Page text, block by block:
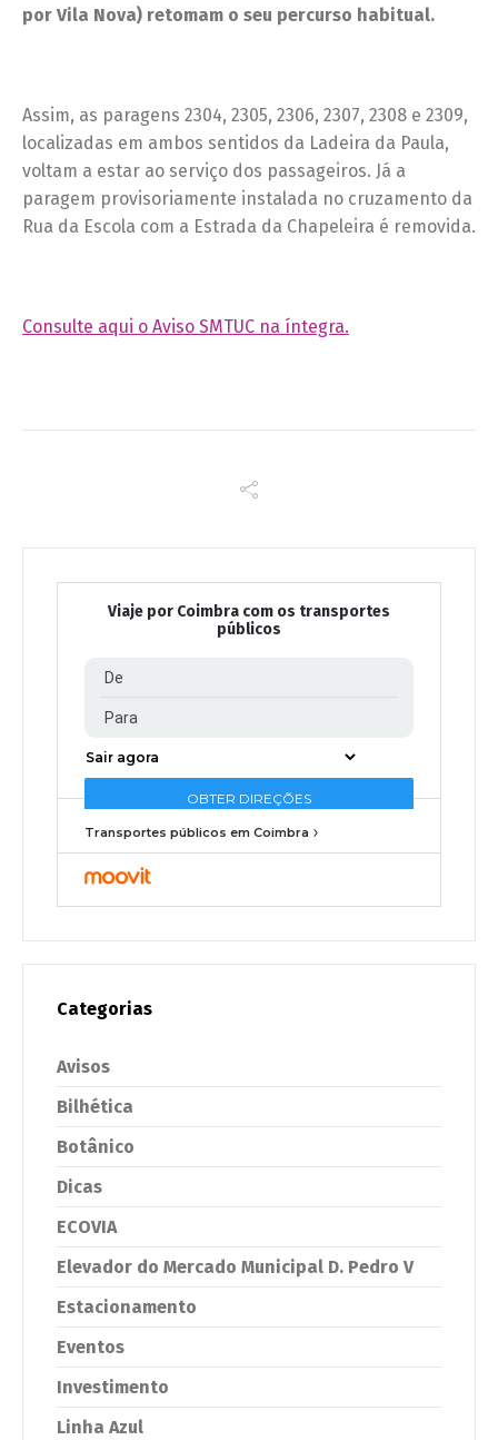
por Vila Nova) retomam o seu percurso habitual.
Assim, as paragens 2304, 2305, 2306, 2307, 2308 e 2309,
localizadas em ambos sentidos da Ladeira da Paula,
voltam a estar ao serviço dos passageiros. Já a
paragem provisoriamente instalada no cruzamento da
Rua da Escola com a Estrada da Chapeleira é removida.
Consulte aqui o Aviso SMTUC na íntegra.
Viaje por Coimbra com os transportes
públicos
Transportes públicos em Coimbra
Categorias
Avisos
Bilhética
Botânico
Dicas
ECOVIA
Elevador do Mercado Municipal D. Pedro V
Estacionamento
Eventos
Investimento
Linha Azul